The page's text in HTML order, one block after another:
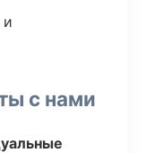
и
с нами